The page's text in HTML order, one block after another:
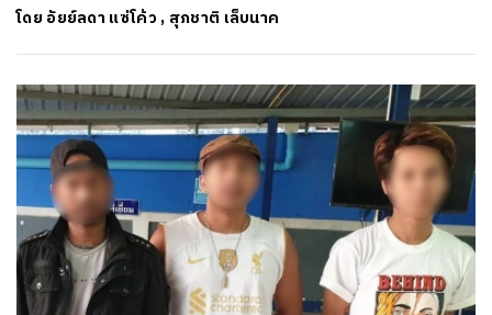
โดย อัยย์ลดา แซ่โค้ว , สุภชาติ เล็บนาค